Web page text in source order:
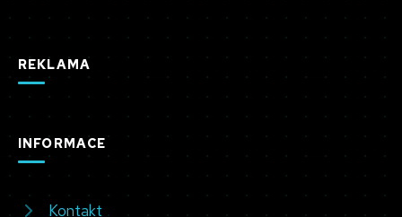
REKLAMA
INFORMACE
Kontakt